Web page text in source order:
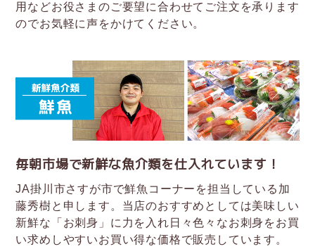
用などお役さまのご要望に合わせてご注文を承ります
のでお気軽に声をかけてください。
毎朝市場で新鮮な魚介類を仕入れています！
JA掛川市さすが市で鮮魚コーナーを担当している加
藤秀樹と申します。当店のおすすめとしては美味しい
新鮮な「お刺身」に力を入れ日々色々なお刺身をお買
い求めしやすいお買い得な価格で販売しています。